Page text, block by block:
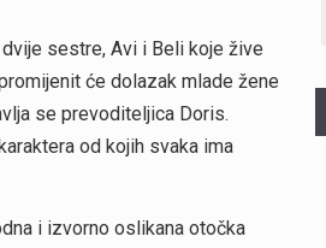
sestre, Avi i Beli koje žive
će dolazak mlade žene
se prevoditeljica Doris.
od kojih svaka ima
i izvorno oslikana otočka